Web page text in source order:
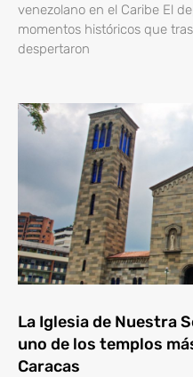
venezolano en el Caribe El
momentos históricos que
despertaron
La Iglesia de Nuestra
uno de los templos
Caracas